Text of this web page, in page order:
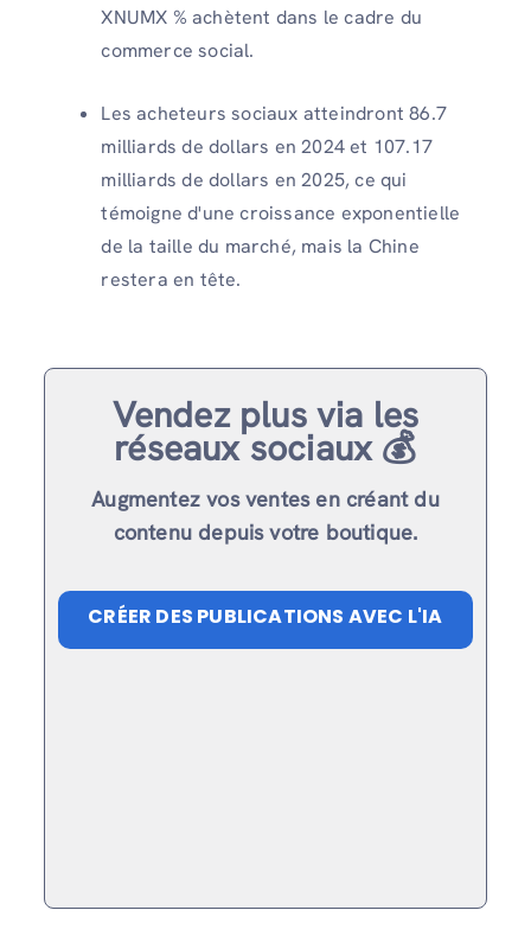
XNUMX % achètent dans le cadre du
commerce social.
Les acheteurs sociaux atteindront 86.7
milliards de dollars en 2024 et 107.17
milliards de dollars en 2025, ce qui
témoigne d'une croissance exponentielle
de la taille du marché, mais la Chine
restera en tête.
Vendez plus via les
réseaux sociaux 💰
Augmentez vos ventes en créant du
contenu depuis votre boutique.
CRÉER DES PUBLICATIONS AVEC L'IA